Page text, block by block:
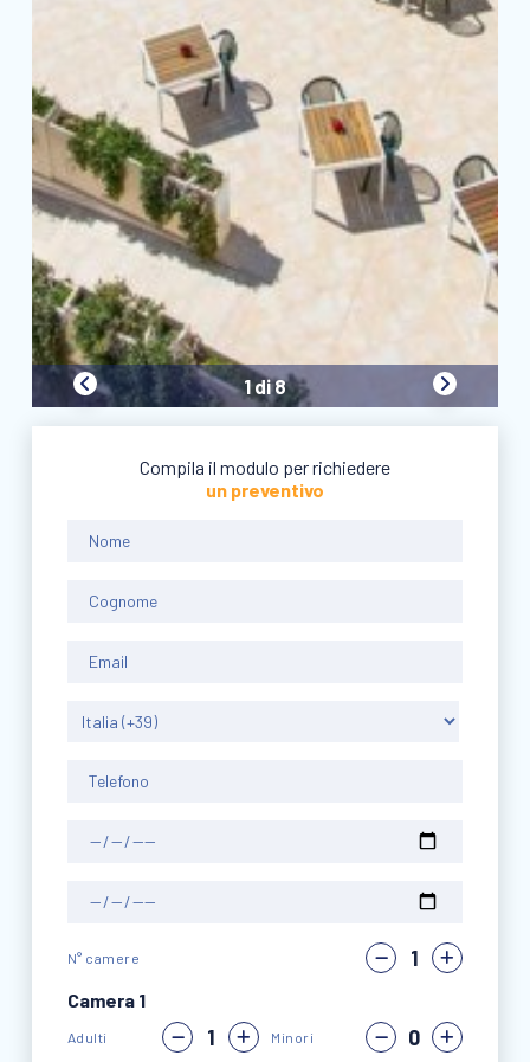
1 di 8
Compila il modulo per richiedere
un preventivo
N° camere
Camera 1
Adulti Minori